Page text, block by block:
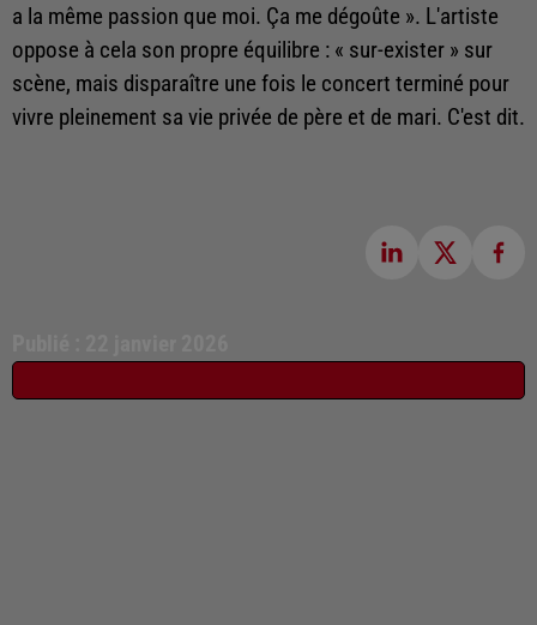
a la même passion que moi. Ça me dégoûte ». L'artiste
oppose à cela son propre équilibre : « sur-exister » sur
scène, mais disparaître une fois le concert terminé pour
vivre pleinement sa vie privée de père et de mari. C'est dit.